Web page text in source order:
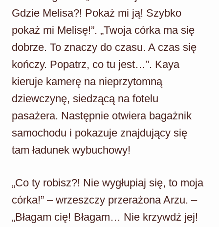
Gdzie Melisa?! Pokaż mi ją! Szybko
pokaż mi Melisę!”. „Twoja córka ma się
dobrze. To znaczy do czasu. A czas się
kończy. Popatrz, co tu jest…”. Kaya
kieruje kamerę na nieprzytomną
dziewczynę, siedzącą na fotelu
pasażera. Następnie otwiera bagażnik
samochodu i pokazuje znajdujący się
tam ładunek wybuchowy!
„Co ty robisz?! Nie wygłupiaj się, to moja
córka!” – wrzeszczy przerażona Arzu. –
„Błagam cię! Błagam… Nie krzywdź jej!